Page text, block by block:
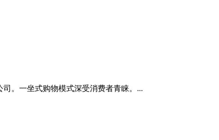
。一坐式购物模式深受消费者青睐。...